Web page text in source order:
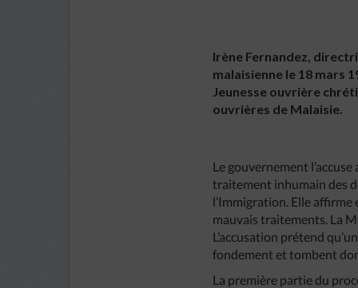
Irène Fernandez,
malaisienne le 18 mars
Jeunesse ouvrière
ouvrières de Malaisie.
Le gouvernement
traitement inhumain des
l’Immigration. Elle
mauvais traitements. La
L’accusation prétend
fondement et tombent
La première partie du